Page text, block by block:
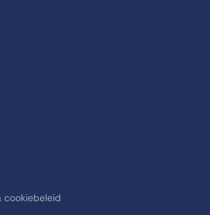
cookiebeleid